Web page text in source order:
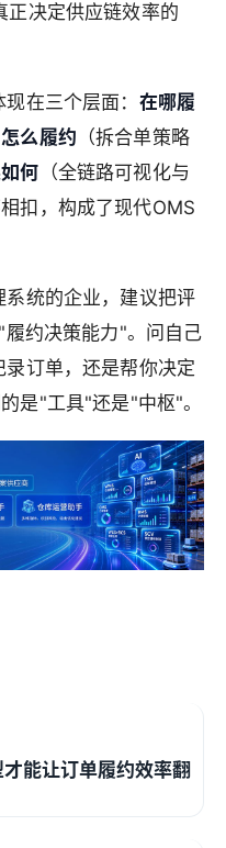
正决定供应链效率的
在三个层面： 在哪履
怎么履约 （拆合单策略
何 （全链路可视化与
扣，构成了现代OMS
统的企业，建议把评
约决策能力"。问自己
订单，还是帮你决定
是"工具"还是"中枢"。
能让订单履约效率翻